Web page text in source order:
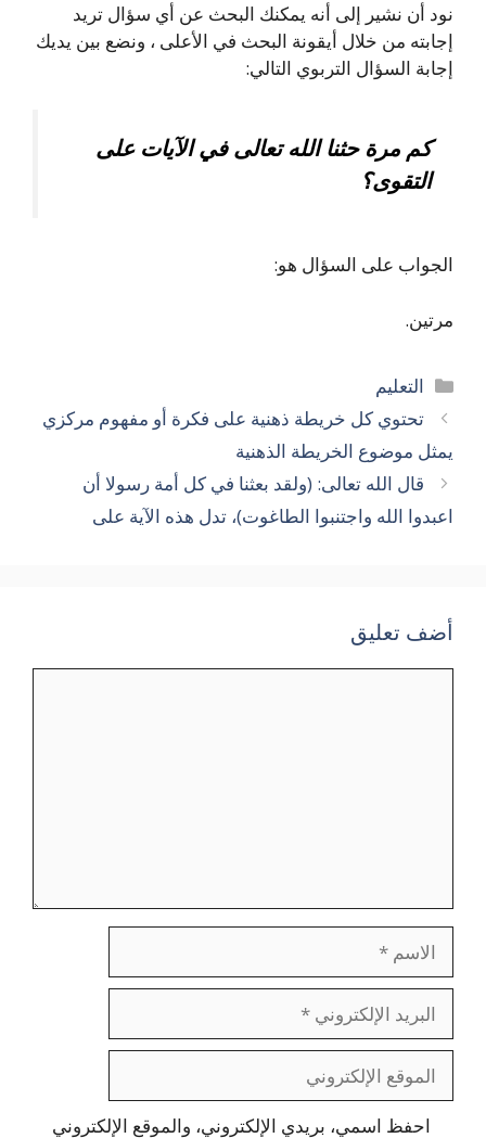
نود أن نشير إلى أنه يمكنك البحث عن أي سؤال تريد
إجابته من خلال أيقونة البحث في الأعلى ، ونضع بين يديك
إجابة السؤال التربوي التالي:
كم مرة حثنا الله تعالى في الآيات على
التقوى؟
الجواب على السؤال هو:
مرتين.
التصنيفات
التعليم
تحتوي كل خريطة ذهنية على فكرة أو مفهوم مركزي
يمثل موضوع الخريطة الذهنية
قال الله تعالى: (ولقد بعثنا في كل أمة رسولا أن
اعبدوا الله واجتنبوا الطاغوت)، تدل هذه الآية على
أضف تعليق
الإلكتروني
الإلكتروني
احفظ اسمي، بريدي الإلكتروني، والموقع الإلكتروني